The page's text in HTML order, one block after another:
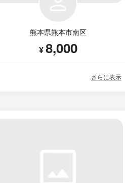
熊本県熊本市南区
¥8,000
さらに表示